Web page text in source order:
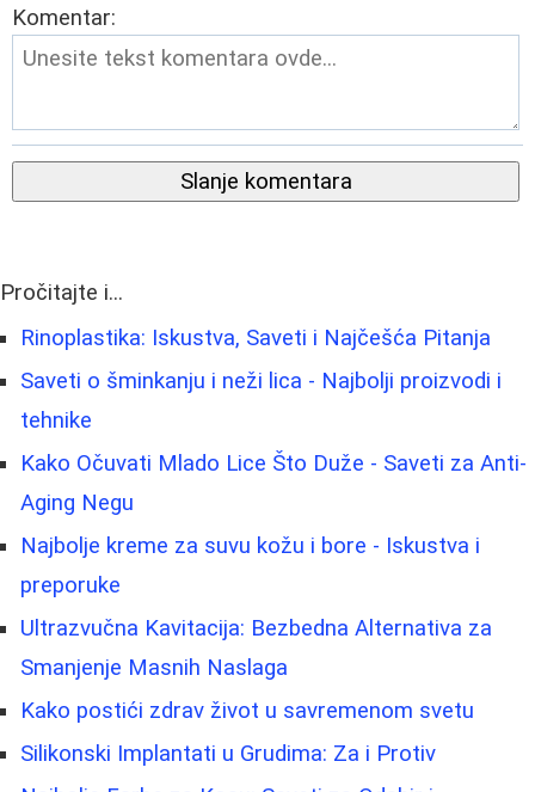
Komentar:
Slanje komentara
Pročitajte i...
Rinoplastika: Iskustva, Saveti i Najčešća Pitanja
Saveti o šminkanju i neži lica - Najbolji proizvodi i
tehnike
Kako Očuvati Mlado Lice Što Duže - Saveti za Anti-
Aging Negu
Najbolje kreme za suvu kožu i bore - Iskustva i
preporuke
Ultrazvučna Kavitacija: Bezbedna Alternativa za
Smanjenje Masnih Naslaga
Kako postići zdrav život u savremenom svetu
Silikonski Implantati u Grudima: Za i Protiv